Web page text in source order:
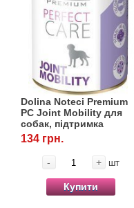
Dolina Noteci Premium
PC Joint Mobility для
собак, підтримка
суглобів, 400 г
134 грн.
- + шт
Купити